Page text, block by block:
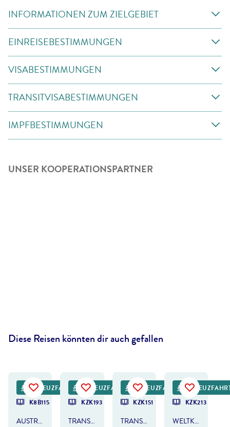
INFORMATIONEN ZUM ZIELGEBIET
EINREISEBESTIMMUNGEN
VISABESTIMMUNGEN
TRANSITVISABESTIMMUNGEN
IMPFBESTIMMUNGEN
UNSER KOOPERATIONSPARTNER
Diese Reisen könnten dir auch gefallen
KREUZFAHRT
K8B115
AUSTRALIEN & SÜDSEE
KREUZFAHRT
KZK193
TRANSPAZIFIK
DEALKREUZFAHRT
KZK151
TRANSPAZIFIK
KZK213
WELTKREUZFAHRT